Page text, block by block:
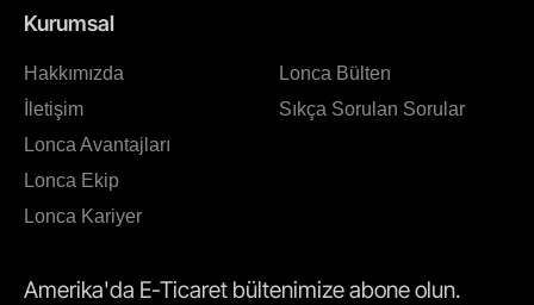
Kurumsal
Hakkımızda
İletişim
Lonca Avantajları
Lonca Ekip
Lonca Kariyer
Lonca Bülten
Sıkça Sorulan Sorular
Amerika'da E-Ticaret bültenimize abone olun.